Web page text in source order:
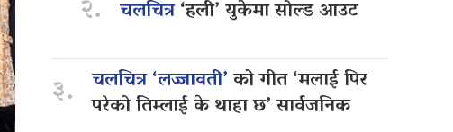
२. चलचित्र‘हली’ युकेमा सोल्ड आउट
३. चलचित्र ‘लज्जावती’को गीत ‘मलाई पिर
परेको तिम्लाई के थाहा छ’ सार्वजनिक